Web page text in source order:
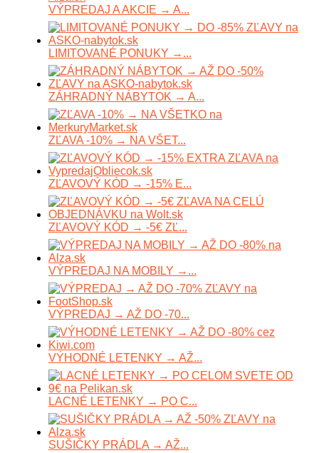
VÝPREDAJ A AKCIE → A...
LIMITOVANÉ PONUKY →...
ZÁHRADNÝ NÁBYTOK → A...
ZĽAVA -10% → NA VŠET...
ZĽAVOVÝ KÓD → -15% E...
ZĽAVOVÝ KÓD → -5€ ZĽ...
VÝPREDAJ NA MOBILY →...
VÝPREDAJ → AŽ DO -70...
VÝHODNÉ LETENKY → AŽ...
LACNÉ LETENKY → PO C...
SUŠIČKY PRÁDLA → AŽ...